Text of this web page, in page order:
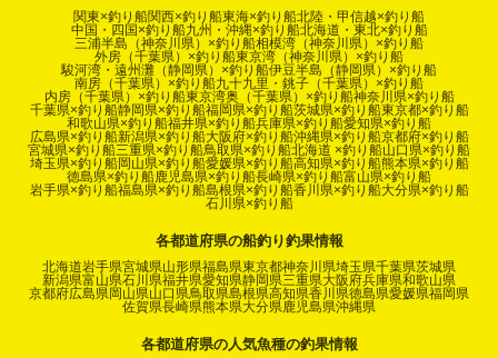
関東×釣り船関西×釣り船東海×釣り船北陸・甲信越×釣り船
中国・四国×釣り船九州・沖縄×釣り船北海道・東北×釣り船
三浦半島（神奈川県）×釣り船相模湾（神奈川県）×釣り船
外房（千葉県）×釣り船東京湾（神奈川県）×釣り船
駿河湾・遠州灘（静岡県）×釣り船伊豆半島（静岡県）×釣り船
南房（千葉県）×釣り船九十九里・銚子（千葉県）×釣り船
内房（千葉県）×釣り船東京湾奥（千葉県）×釣り船神奈川県×釣り船
千葉県×釣り船静岡県×釣り船福岡県×釣り船茨城県×釣り船東京都×釣り船
和歌山県×釣り船福井県×釣り船兵庫県×釣り船愛知県×釣り船
広島県×釣り船新潟県×釣り船大阪府×釣り船沖縄県×釣り船京都府×釣り船
宮城県×釣り船三重県×釣り船鳥取県×釣り船北海道 ×釣り船山口県×釣り船
埼玉県×釣り船岡山県×釣り船愛媛県×釣り船高知県×釣り船熊本県×釣り船
徳島県×釣り船鹿児島県×釣り船長崎県×釣り船富山県×釣り船
岩手県×釣り船福島県×釣り船島根県×釣り船香川県×釣り船大分県×釣り船
石川県×釣り船
各都道府県の船釣り釣果情報
北海道岩手県宮城県山形県福島県東京都神奈川県埼玉県千葉県茨城県
新潟県富山県石川県福井県愛知県静岡県三重県大阪府兵庫県和歌山県
京都府広島県岡山県山口県鳥取県島根県高知県香川県徳島県愛媛県福岡県
佐賀県長崎県熊本県大分県鹿児島県沖縄県
各都道府県の人気魚種の釣果情報